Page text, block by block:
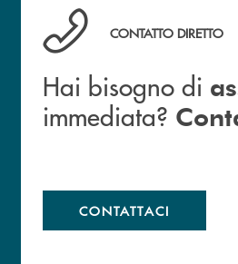
Rurale.Hai bisogno di assistenza
CONTATTO DIRETTO
Hai bisogno di
immediata?
CONTATTACI